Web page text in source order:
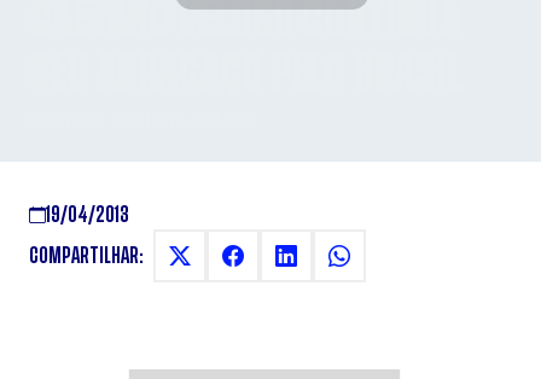
CAETANO VELOSO CONTINUA
19/04/2013
COMPARTILHAR: